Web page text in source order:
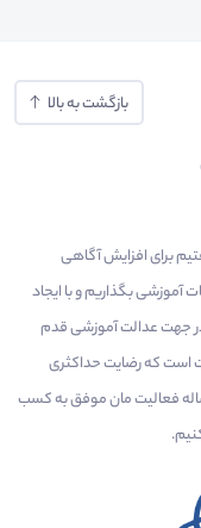
بازگشت به بالا
تصمیم گرفتیم برای افزایش آگاهی
بگذاریم و با ایجاد
در جهت عدالت آموزشی قدم
است که رضایت حداکثری
فعالیت مان موفق به کسب